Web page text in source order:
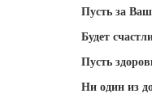
Пусть за
Будет
Пусть
Ни один из